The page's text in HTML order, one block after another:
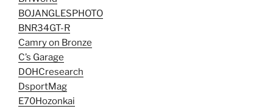
BOJANGLESPHOTO
BNR34GT-R
Camry on Bronze
C’s Garage
DOHCresearch
DsportMag
E70Hozonkai